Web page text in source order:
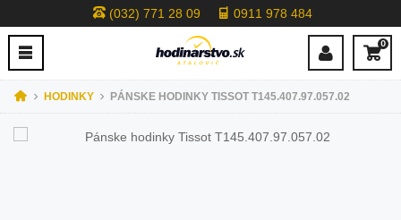
(032) 771 28 09 0911 978 484
0
HODINKY PÁNSKE HODINKY TISSOT T145.407.97.057.02